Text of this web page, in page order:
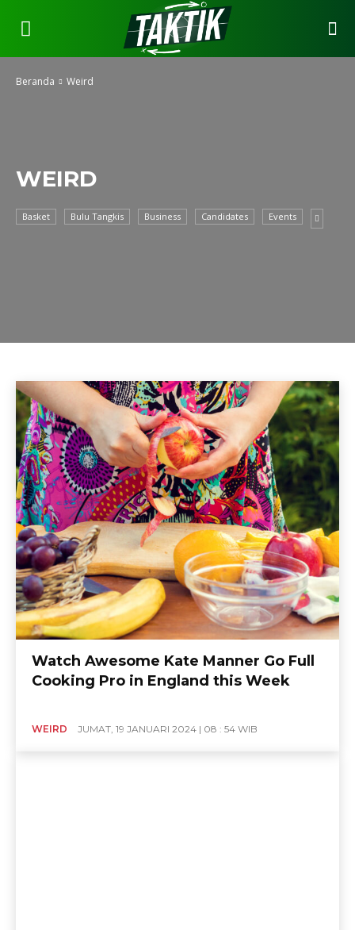
Beranda Weird
WEIRD
Basket Bulu Tangkis Business Candidates Events
Watch Awesome Kate Manner Go Full
Cooking Pro in England this Week
WEIRD JUMAT, 19 JANUARI 2024 | 08 : 54 WIB